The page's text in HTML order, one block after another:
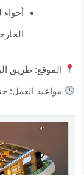
الموقع: طريق
مواعيد العمل: حتى 12 منتصف